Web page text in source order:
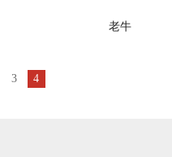
老牛
3 4